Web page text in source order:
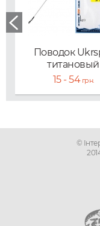
Поводок
титановый
15 - 54грн.
©